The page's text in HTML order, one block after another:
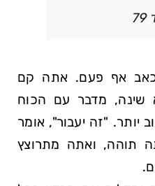
אף פעם. אתה קם
שינה, מדבר עם הכוח
יותר.
זה יעבור , אומר
תוהה, ואתה מתרוצץ